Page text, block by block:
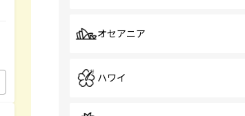
オセアニア
ハワイ